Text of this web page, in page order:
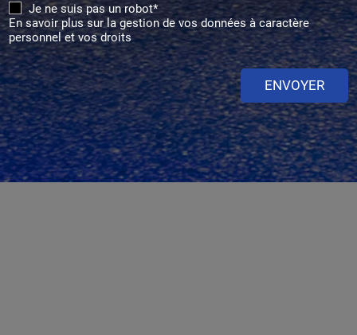
Je ne suis pas un robot*
En savoir plus sur la gestion de vos données à caractère
personnel et vos droits
ENVOYER